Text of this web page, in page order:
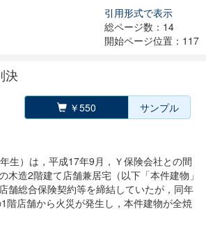
引用形式で表示
総ページ数：14
開始ページ位置：117
決
￥550 サンプル
）は，平成17年9月，Ｙ保険会社との間
木造2階建て店舗兼居宅（以下「本件建物」
舗総合保険契約等を締結していたが，同年
階店舗から火災が発生し，本件建物が全焼